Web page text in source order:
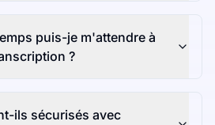
puis-je m'attendre à
?
ils sécurisés avec